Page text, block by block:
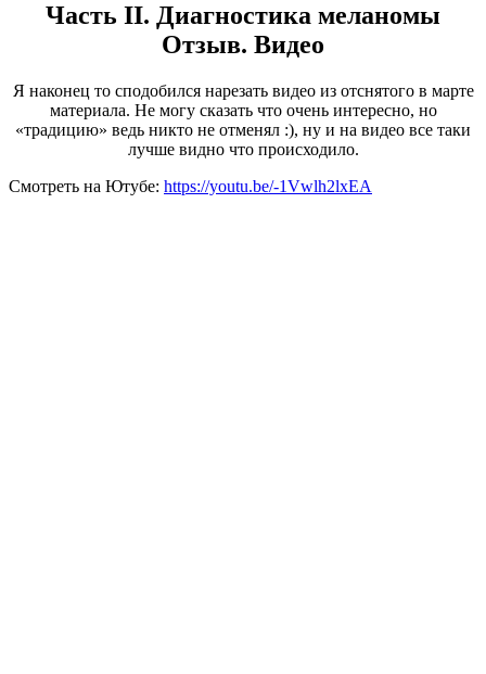
Часть II. Диагностика меланомы
Отзыв. Видео
Я наконец то сподобился нарезать видео из отснятого в марте
материала. Не могу сказать что очень интересно, но
«традицию» ведь никто не отменял :), ну и на видео все таки
лучше видно что происходило.
Смотреть на Ютубе: https://youtu.be/-1Vwlh2lxEA